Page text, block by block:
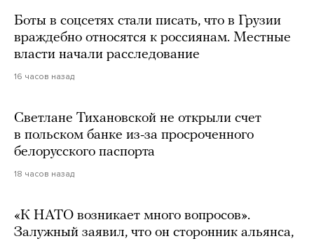
Боты в соцсетях стали писать, что в Грузии
враждебно относятся к россиянам. Местные
власти начали расследование
16 часов назад
Светлане Тихановской не открыли счет
в польском банке из-за просроченного
белорусского паспорта
18 часов назад
«К НАТО возникает много вопросов».
Залужный заявил, что он сторонник альянса,